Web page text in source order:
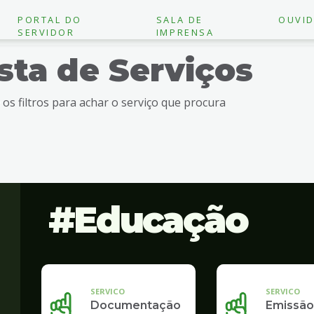
PORTAL DO
SERVIDOR
SALA DE
IMPRENSA
de Serviços
os filtros para achar o serviço que procura
Educação
SERVICO
Documentação
SERVICO